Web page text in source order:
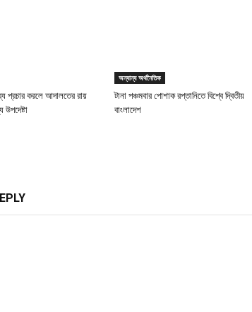
প্রচার করলে আদালতের রায়
অন্যান্য অর্থনৈতিক
টানা পঞ্চমবার পোশাক রপ্তানিতে বিশ্বে দ্বিতীয়
বাংলাদেশ